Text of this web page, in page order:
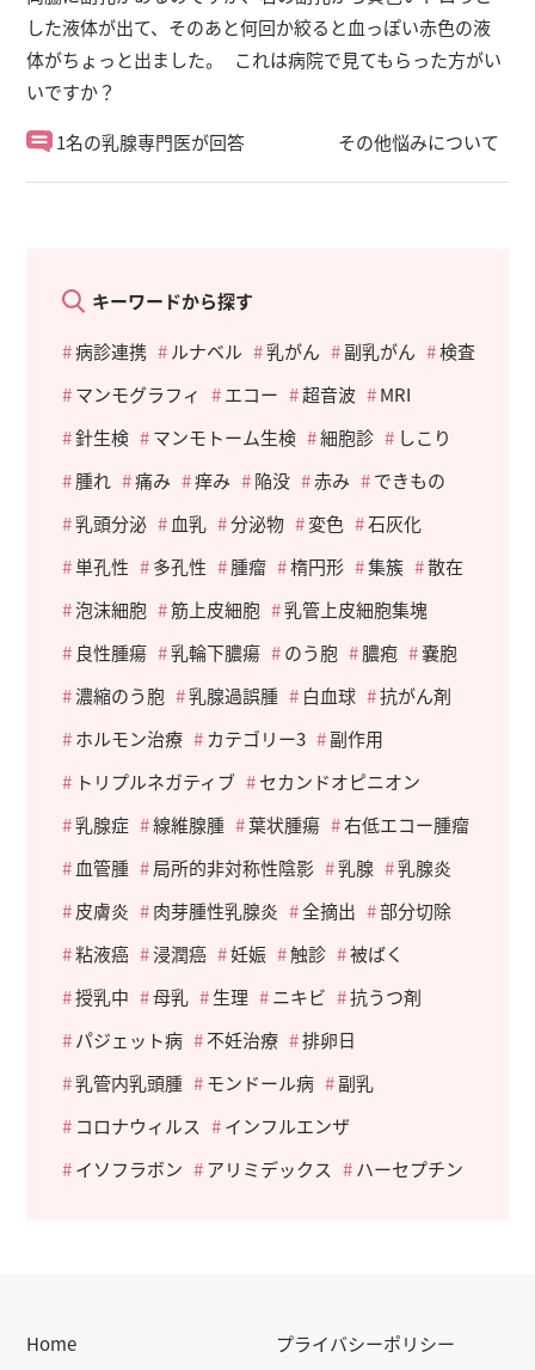
した液体が出て、そのあと何回か絞ると血っぽい赤色の液
体がちょっと出ました。 これは病院で見てもらった方がい
いですか？
その他悩みについて
1名の乳腺専門医が回答
キーワードから探す
病診連携
ルナベル 乳がん 副乳がん
検査
マンモグラフィ
エコー 超音波
MRI
針生検
マンモトーム生検 細胞診
しこり
腫れ
痛み 痒み 陥没 赤み
できもの
乳頭分泌
血乳 分泌物 変色
石灰化
単孔性
多孔性 腫瘤 楕円形 集簇
散在
泡沫細胞
筋上皮細胞
乳管上皮細胞集塊
良性腫瘍
乳輪下膿瘍 のう胞 膿疱
嚢胞
濃縮のう胞
乳腺過誤腫 白血球
抗がん剤
ホルモン治療
カテゴリー3
副作用
トリプルネガティブ
セカンドオピニオン
乳腺症
線維腺腫 葉状腫瘍
右低エコー腫瘤
血管腫
局所的非対称性陰影 乳腺
乳腺炎
皮膚炎
肉芽腫性乳腺炎 全摘出
部分切除
粘液癌
浸潤癌 妊娠 触診
被ばく
授乳中
母乳 生理 ニキビ
抗うつ剤
パジェット病
不妊治療
排卵日
乳管内乳頭腫
モンドール病
副乳
コロナウィルス
インフルエンザ
イソフラボン
アリミデックス ハーセプチン
Home
プライバシーポリシー